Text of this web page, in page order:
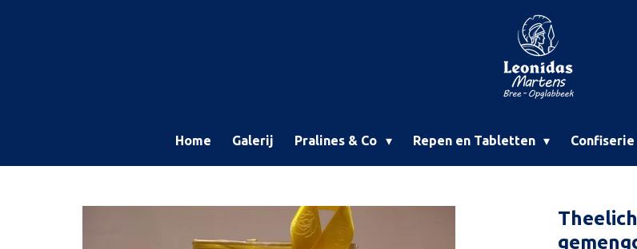
Home Galerij Pralines & Co Repen en Tabletten Confiserie